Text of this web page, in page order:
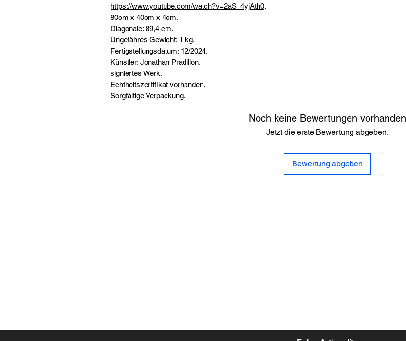
https://www.youtube.com/watch?v=2aS_4yjAth0.
80cm x 40cm x 4cm.
Diagonale: 89,4 cm.
Ungefähres Gewicht: 1 kg.
Fertigstellungsdatum: 12/2024.
Künstler: Jonathan Pradillon.
signiertes Werk.
Echtheitszertifikat vorhanden.
Sorgfältige Verpackung.
Noch keine Bewertungen vorhanden
Jetzt die erste Bewertung abgeben.
Bewertung abgeben